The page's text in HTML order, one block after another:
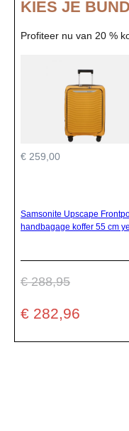
KIES JE
Profiteer nu van 20 %
€ 259,00
Samsonite Upscape
handbagage koffer 55 cm
€ 288,95
€ 282,96